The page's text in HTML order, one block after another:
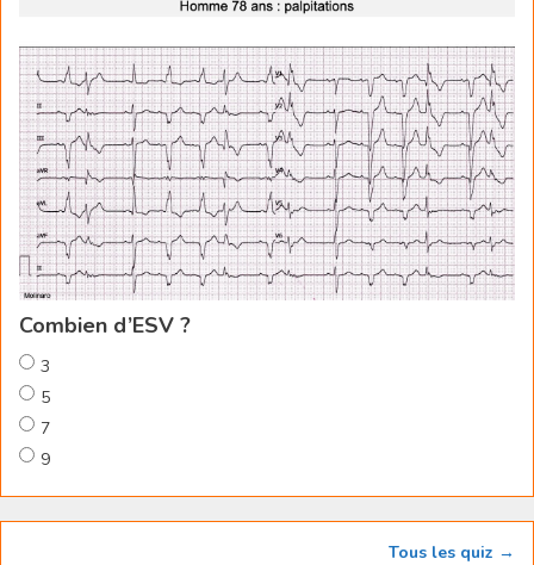
Combien d’ESV ?
3
5
7
9
Tous les quiz →